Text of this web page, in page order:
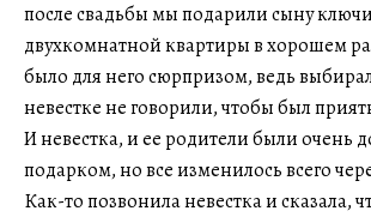
после свадьбы мы подарили сыну
двухкомнатной квартиры в хорошем
было для него сюрпризом, ведь
невестке не говорили, чтобы был
И невестка, и ее родители были очень
подарком, но все изменилось всего
Как-то позвонила невестка и сказала,